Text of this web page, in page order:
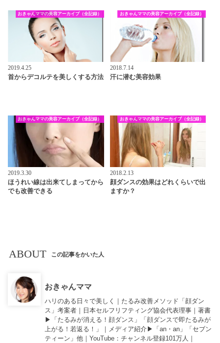
おきゃんママの美容アーカイブ（全記録）
2019.4.25
首からデコルテを美しくする方法
おきゃんママの美容アーカイブ（全記録）
2018.7.14
汗に潜む美容効果
おきゃんママの美容アーカイブ（全記録）
2019.3.30
ほうれい線は出来てしまってから
でも改善できる
おきゃんママの美容アーカイブ（全記録）
2018.2.13
顔ダンスの効果はどれくらいで出
ますか？
ABOUT この記事をかいた人
おきゃんママ
ハリのある日々で美しく｜たるみ改善メソッド「顔ダン
ス」考案者｜日本セルフリフティング協会代表理事｜著書
▶︎「 たるみが消える！顔ダンス 」「 顔ダンスで即たるみが
上がる！若返る！ 」｜メディア紹介▶︎「an・an」「セブン
ティーン」他｜YouTube ：チャンネル登録101万人｜